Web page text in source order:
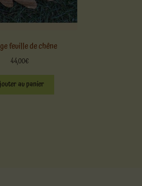
feuille de chêne
44,00€
au panier